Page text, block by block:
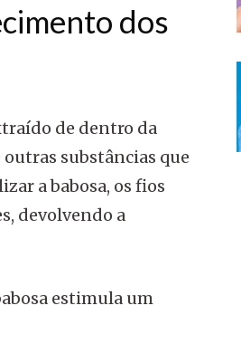
dos
de dentro da
substâncias que
a babosa, os fios
devolvendo a
estimula um